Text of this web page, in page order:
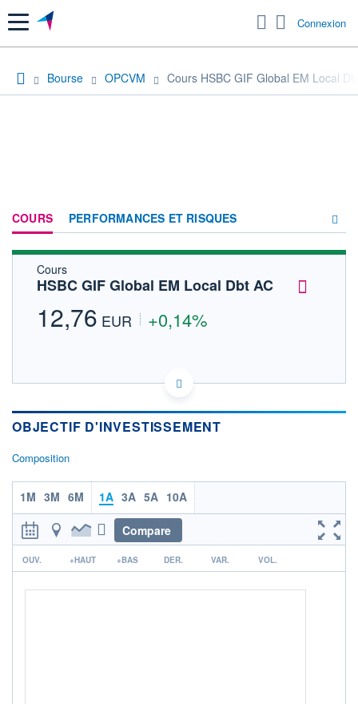
Menu Connexion
Bourse OPCVM Cours HSBC GIF Global EM Local
COURS PERFORMANCES ET RISQUES
FORUM
Cours
HSBC GIF Global EM Local Dbt AC
12,76 EUR +0,14%
Consulter le prospectus / DIC
11,5
12,5
OBJECTIF D'INVESTISSEMENT
Composition
1M 3M 6M 1A 3A 5A 10A
Compare
r
OUV. +HAUT +BAS DER. VAR. VOL.